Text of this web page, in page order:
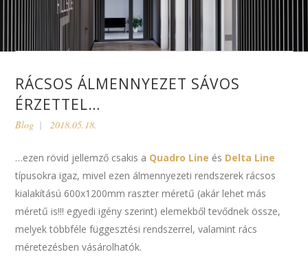
RÁCSOS ÁLMENNYEZET SÁVOS
ÉRZETTEL…
Blog 2018.05.18.
…ezen rövid jellemző csakis a Quadro Line és Delta Line
típusokra igaz, mivel ezen álmennyezeti rendszerek rácsos
kialakítású 600x1200mm raszter méretű (akár lehet más
méretű is!!! egyedi igény szerint) elemekből tevődnek össze,
melyek többféle függesztési rendszerrel, valamint rács
méretezésben vásárolhatók.